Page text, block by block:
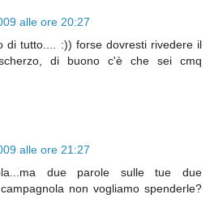
alle ore 20:27
di tutto.... :)) forse dovresti rivedere il
di buono c'è che sei cmq
alle ore 21:27
due parole sulle tue due
non vogliamo spenderle?